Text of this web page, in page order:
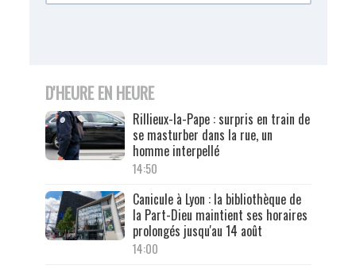
D'HEURE EN HEURE
Rillieux-la-Pape : surpris en train de
se masturber dans la rue, un
homme interpellé
14:50
Canicule à Lyon : la bibliothèque de
la Part-Dieu maintient ses horaires
prolongés jusqu'au 14 août
14:00